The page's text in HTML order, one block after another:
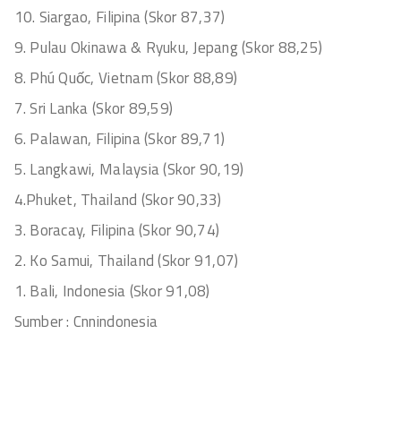
10. Siargao, Filipina (Skor 87,37)
9. Pulau Okinawa & Ryuku, Jepang (Skor 88,25)
8. Phú Quốc, Vietnam (Skor 88,89)
7. Sri Lanka (Skor 89,59)
6. Palawan, Filipina (Skor 89,71)
5. Langkawi, Malaysia (Skor 90,19)
4.Phuket, Thailand (Skor 90,33)
3. Boracay, Filipina (Skor 90,74)
2. Ko Samui, Thailand (Skor 91,07)
1. Bali, Indonesia (Skor 91,08)
Sumber : Cnnindonesia